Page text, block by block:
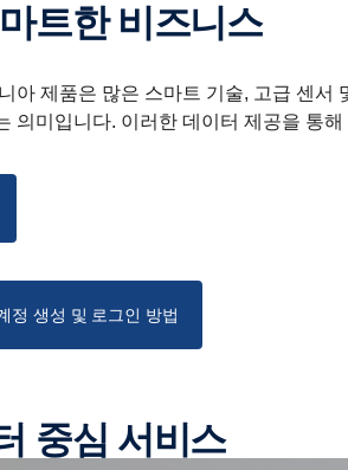
마트한 비즈니스
아 제품은 많은 스마트 기술, 고급 센서
의미입니다. 이러한 데이터 제공을 통
정 생성 및 로그인 방법
터 중심 서비스